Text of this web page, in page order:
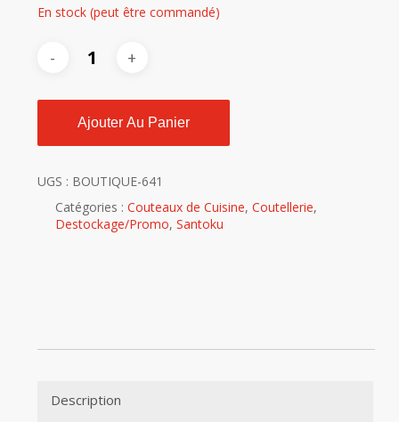
En stock (peut être commandé)
Ajouter Au Panier
UGS : BOUTIQUE-641
Catégories : Couteaux de Cuisine, Coutellerie,
Destockage/Promo, Santoku
Description